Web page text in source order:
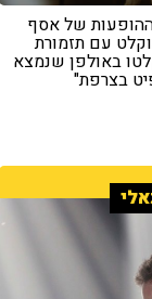
של אסף
עם תזמורת
באולפן שנמצא
בצרפת"